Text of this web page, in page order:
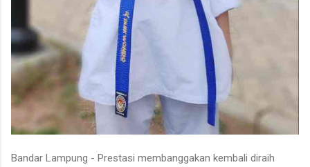
Bandar Lampung - Prestasi membanggakan kembali diraih